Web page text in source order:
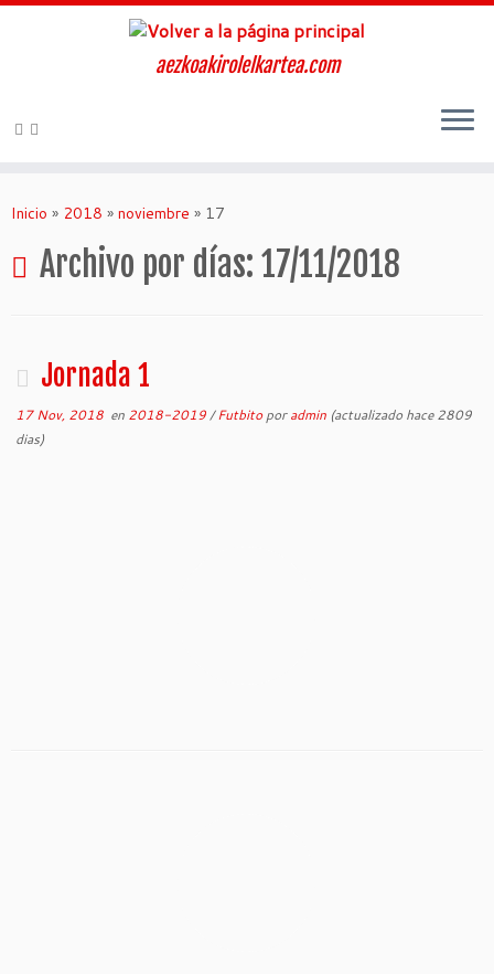
aezkoakirolelkartea.com
Inicio » 2018 » noviembre » 17
Archivo por días: 17/11/2018
Jornada 1
17 Nov, 2018 en 2018-2019/Futbitoporadmin (actualizado hace 2809
dias)